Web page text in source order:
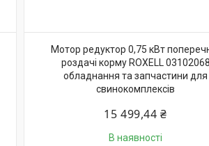
Мотор редуктор 0,75 кВт
роздачі корму ROXELL 03102068
обладнання та запчастини для
свинокомплексів
15 499,44 ₴
В наявності